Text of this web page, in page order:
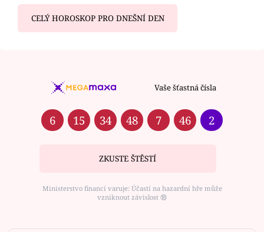
CELÝ HOROSKOP PRO DNEŠNÍ DEN
Vaše šťastná čísla
6 15 34 48 7 46 2
ZKUSTE ŠTĚSTÍ
Ministerstvo financí varuje: Účastí na hazardní hře může
vzniknout závislost ⑱